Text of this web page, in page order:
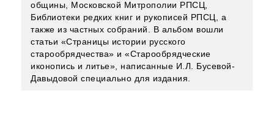
общины, Московской Митрополии РПСЦ,
Библиотеки редких книг и рукописей РПСЦ, а
также из частных собраний. В альбом вошли
статьи «Страницы истории русского
старообрядчества» и «Старообрядческие
иконопись и литье», написанные И.Л. Бусевой-
Давыдовой специально для издания.